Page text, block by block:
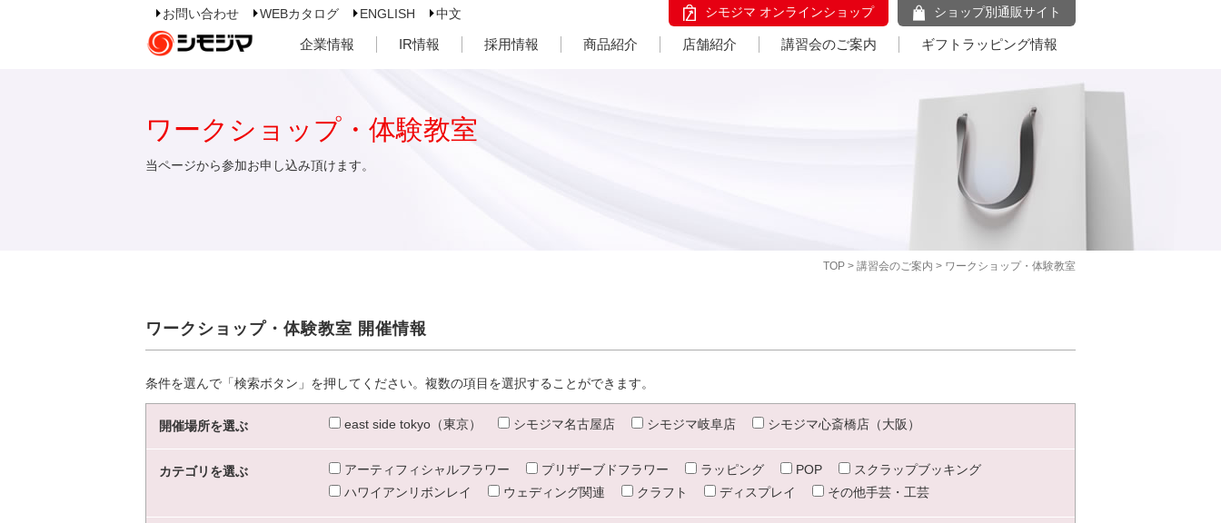
お問い合わせ WEBカタログ ENGLISH 中文 シモジマ オンラインショップ ショップ別通販サイト
企業情報 IR情報 採用情報 商品紹介 店舗紹介 講習会のご案内 ギフトラッピング情報
TOP > 講習会のご案内 > ワークショップ・体験教室
ワークショップ・体験教室
当ページから参加お申し込み頂けます。
ワークショップ・体験教室 開催情報
条件を選んで「検索ボタン」を押してください。複数の項目を選択することができます。
開催場所を選ぶ east side tokyo（東京） シモジマ名古屋店 シモジマ岐阜店 シモジマ心斎橋店（大阪）
カテゴリを選ぶ アーティフィシャルフラワー プリザーブドフラワー ラッピング POP
スクラップブッキング
ハワイアンリボンレイ
ウェディング関連 クラフト ディスプレイ その他手芸・工芸